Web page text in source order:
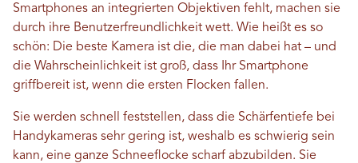
Smartphones an integrierten Objektiven fehlt, machen sie
durch ihre Benutzerfreundlichkeit wett. Wie heißt es so
schön: Die beste Kamera ist die, die man dabei hat – und
die Wahrscheinlichkeit ist groß, dass Ihr Smartphone
griffbereit ist, wenn die ersten Flocken fallen.
Sie werden schnell feststellen, dass die Schärfentiefe bei
Handykameras sehr gering ist, weshalb es schwierig sein
kann, eine ganze Schneeflocke scharf abzubilden. Sie